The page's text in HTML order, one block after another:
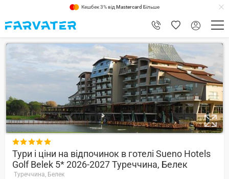
Кешбек 3% від Mastercard Більше
9.2

Тури і ціни на відпочинок в готелі Sueno Hotels
Golf Belek 5* 2026-2027 Туреччина, Белек
Туреччина, Белек